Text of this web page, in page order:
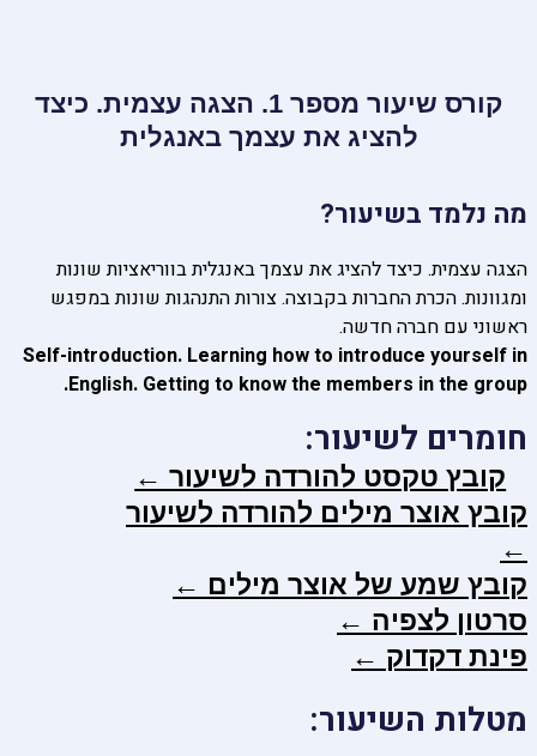
קורס שיעור מספר 1. הצגה עצמית. כיצד
להציג את עצמך באנגלית
מה נלמד בשיעור?
הצגה עצמית. כיצד להציג את עצמך באנגלית בווריאציות שונות
ומגוונות. הכרת החברות בקבוצה. צורות התנהגות שונות במפגש
ראשוני עם חברה חדשה.
Self-introduction. Learning how to introduce yourself in
English. Getting to know the members in the group.
חומרים לשיעור:
קובץ טקסט להורדה לשיעור ←
קובץ אוצר מילים להורדה לשיעור
←
קובץ שמע של אוצר מילים ←
סרטון לצפיה ←
פינת דקדוק ←
מטלות השיעור: